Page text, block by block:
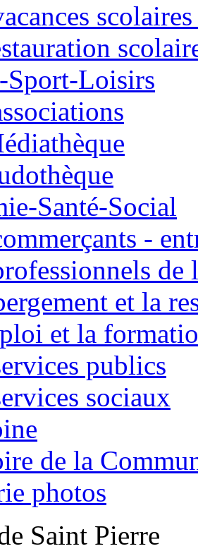
Sport-Loisirs
Santé-Social
-
de
et la
et la
publics
sociaux
de la
photos
Saint Pierre